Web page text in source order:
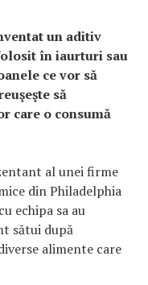
un aditiv
în iaurturi sau
ce vor să
să
care o consumă
al unei firme
din Philadelphia
echipa sa au
sătui după
alimente care